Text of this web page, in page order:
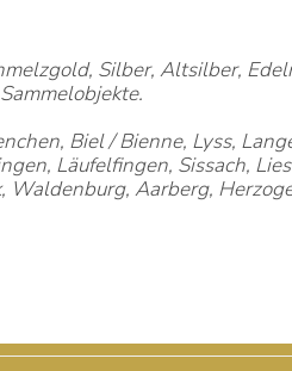
Silber, Altsilber,
Biel / Bienne, Lyss,
Läufelfingen, Sissach,
Aarberg,